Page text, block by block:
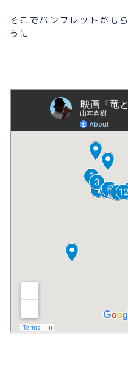
そこでパンフレットがも
うに